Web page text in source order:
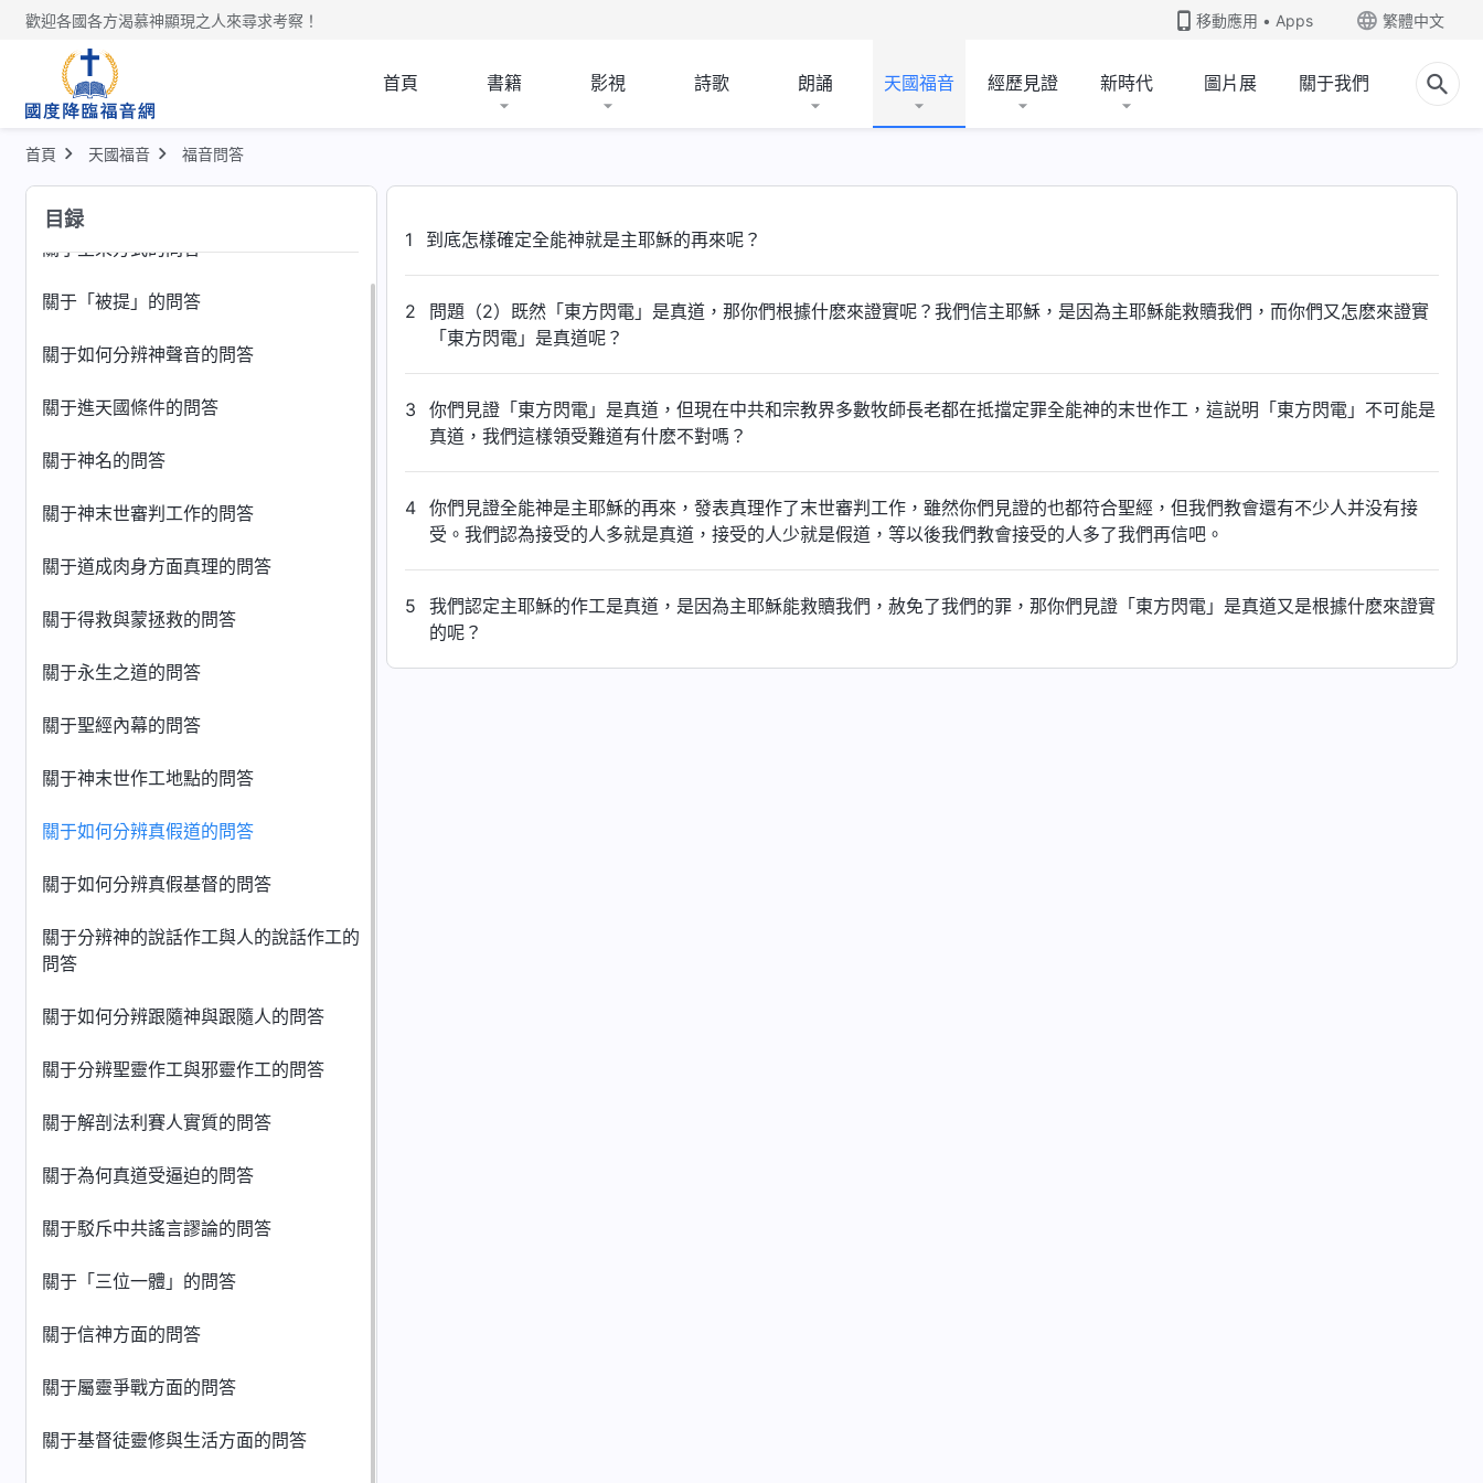
歡迎各國各方渴慕神顯現之人來尋求考察！ 移動應用 • Apps 繁體中文
首頁 書籍 影視 詩歌 朗誦 天國福音 經歷見證 新時代 圖片展 關于我們
首頁 天國福音 福音問答
目録
關于主來方式的問答
關于「被提」的問答
關于如何分辨神聲音的問答
關于進天國條件的問答
關于神名的問答
關于神末世審判工作的問答
關于道成肉身方面真理的問答
關于得救與蒙拯救的問答
關于永生之道的問答
關于聖經內幕的問答
關于神末世作工地點的問答
關于如何分辨真假道的問答
關于如何分辨真假基督的問答
關于分辨神的說話作工與人的說話作工的
問答
關于如何分辨跟隨神與跟隨人的問答
關于分辨聖靈作工與邪靈作工的問答
關于解剖法利賽人實質的問答
關于為何真道受逼迫的問答
關于駁斥中共謠言謬論的問答
關于「三位一體」的問答
關于信神方面的問答
關于屬靈爭戰方面的問答
關于基督徒靈修與生活方面的問答
1 到底怎樣確定全能神就是主耶穌的再來呢？
2
問題（2）既然「東方閃電」是真道，那你們根據什麽來證實呢？我們信主耶穌，是因為主耶穌能救贖我們，而你們又怎麽來證實
「東方閃電」是真道呢？
3
你們見證「東方閃電」是真道，但現在中共和宗教界多數牧師長老都在抵擋定罪全能神的末世作工，這説明「東方閃電」不可能是
真道，我們這樣領受難道有什麽不對嗎？
4
你們見證全能神是主耶穌的再來，發表真理作了末世審判工作，雖然你們見證的也都符合聖經，但我們教會還有不少人并没有接
受。我們認為接受的人多就是真道，接受的人少就是假道，等以後我們教會接受的人多了我們再信吧。
5
我們認定主耶穌的作工是真道，是因為主耶穌能救贖我們，赦免了我們的罪，那你們見證「東方閃電」是真道又是根據什麽來證實
的呢？